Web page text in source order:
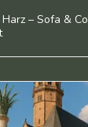
– Sofa &